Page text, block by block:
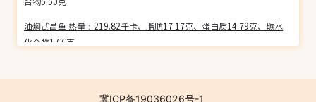
油焖武昌鱼 热量：219.82千卡、脂肪17.17克、蛋白质14.79克、碳水
化合物1.66克
物2.87克
冀ICP备19036026号-1